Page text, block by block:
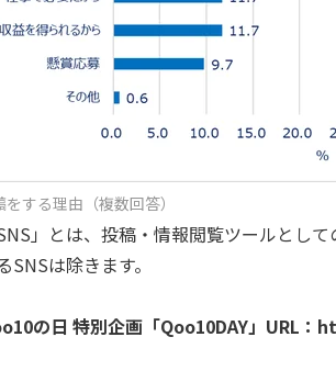
する理由（複数回答）
」とは、投稿・情報閲覧ツールとして
は除きます。
の日 特別企画「Qoo10DAY」URL：